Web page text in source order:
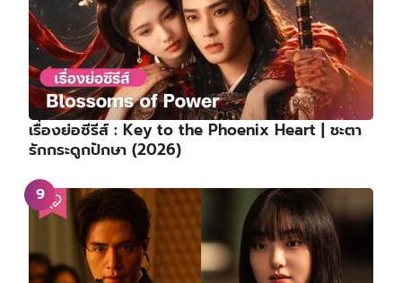
เรื่องย่อซีรีส์ : Key to the Phoenix Heart | ชะตา
รักกระดูกปักษา (2026)